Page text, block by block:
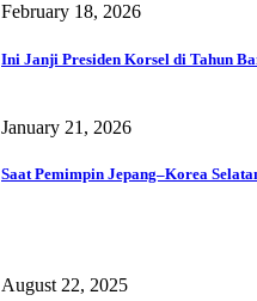
February 18, 2026
Ini Janji Presiden Korsel di Tahun
January 21, 2026
Saat Pemimpin Jepang–Korea
August 22, 2025